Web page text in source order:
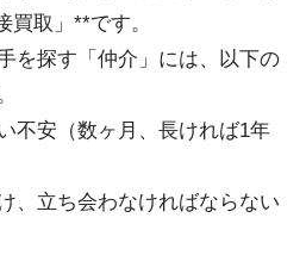
買取」**です。
を探す「仲介」には、以下の
不安（数ヶ月、長ければ1年
、立ち会わなければならない